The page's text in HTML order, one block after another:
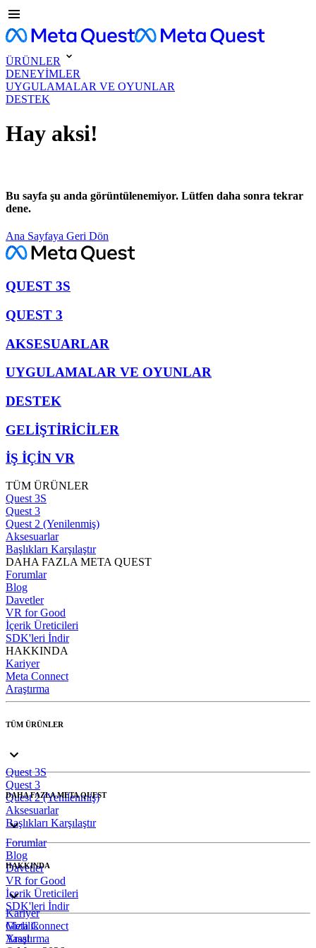
ÜRÜNLER
DENEYİMLER
UYGULAMALAR VE OYUNLAR
DESTEK
Hay aksi!
Bu sayfa şu anda görüntülenemiyor. Lütfen daha sonra tekrar
dene.
Ana Sayfaya Geri Dön
QUEST 3S
QUEST 3
AKSESUARLAR
UYGULAMALAR VE OYUNLAR
DESTEK
GELİŞTİRİCİLER
İŞ İÇİN VR
TÜM ÜRÜNLER
Quest 3S
Quest 3
Quest 2 (Yenilenmiş)
Aksesuarlar
Başlıkları Karşılaştır
DAHA FAZLA META QUEST
Forumlar
Blog
Davetler
VR for Good
İçerik Üreticileri
SDK'leri İndir
HAKKINDA
Kariyer
Meta Connect
Araştırma
TÜM ÜRÜNLER
Quest 3S
Quest 3
Quest 2 (Yenilenmiş)
Aksesuarlar
Başlıkları Karşılaştır
DAHA FAZLA META QUEST
Forumlar
Blog
Davetler
VR for Good
İçerik Üreticileri
SDK'leri İndir
HAKKINDA
Kariyer
Meta Connect
Araştırma
Gizlilik
Yasal